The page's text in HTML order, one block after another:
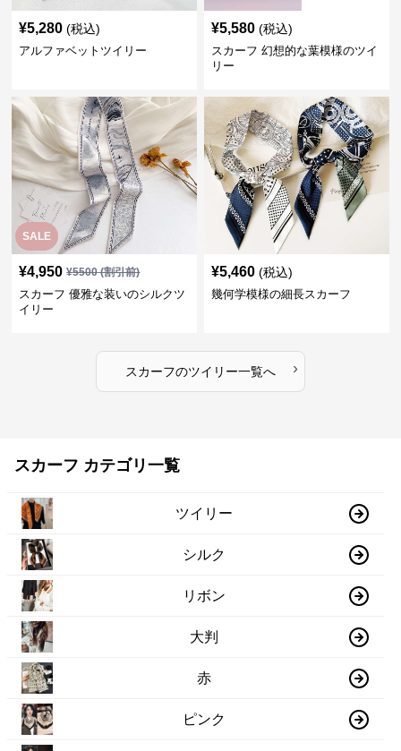
¥5,280 (税込)
アルファベットツイリー
¥5,580 (税込)
スカーフ 幻想的な葉模様のツイ
リー
SALE
¥4,950 ¥5500(割引前)
スカーフ 優雅な装いのシルクツ
イリー
¥5,460 (税込)
幾何学模様の細長スカーフ
スカーフのツイリー一覧へ ›
スカーフ カテゴリ一覧
ツイリー
シルク
リボン
大判
赤
ピンク